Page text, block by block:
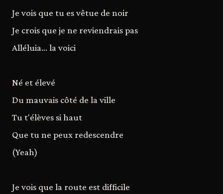
Je vois que tu es vêtue de noir
Je crois que je ne reviendrais pas
Alléluia... la voici
Né et élevé
Du mauvais côté de la ville
Tu t'élèves si haut
Que tu ne peux redescendre
(Yeah)
Je vois que la route est difficile